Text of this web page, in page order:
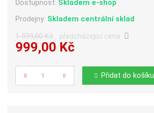
Dostupnost: Skladem e-shop
Prodejny: Skladem centrální sklad
1 599,00 Kč předcházející cena
999,00 Kč
Počet
Přidat do košíku